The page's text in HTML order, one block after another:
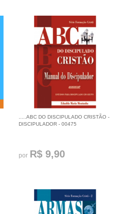
.....ABC DO DISCIPULADO CRISTÃO -
DISCIPULADOR - 00475
por R$ 9,90